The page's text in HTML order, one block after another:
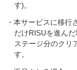
す)。
・本サービスに移行
だけRISUを進ん
ステージ分のクリ
す。